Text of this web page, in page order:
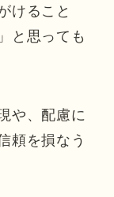
けること
と思っても
や、配慮に
頼を損なう